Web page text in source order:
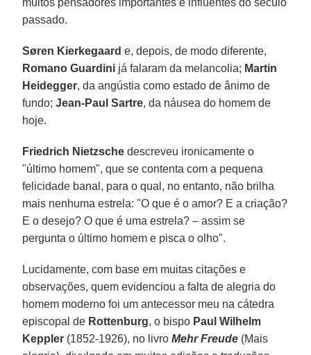
passado.
Søren Kierkegaard e, depois, de modo diferente,
Romano Guardini já falaram da melancolia; Martin
Heidegger, da angústia como estado de ânimo de
fundo;Jean-Paul Sartre, da náusea do homem de
hoje.
Friedrich Nietzsche descreveu ironicamente o
"último homem", que se contenta com a pequena
felicidade banal, para o qual, no entanto, não brilha
mais nenhuma estrela: "O que é o amor? E a criação?
E o desejo? O que é uma estrela? – assim se
pergunta o último homem e pisca o olho".
Lucidamente, com base em muitas citações e
observações, quem evidenciou a falta de alegria do
homem moderno foi um antecessor meu na cátedra
episcopal de Rottenburg, o bispo Paul Wilhelm
Keppler (1852-1926), no livroMehr Freude (Mais